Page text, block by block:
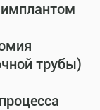
имплантом
трубы)